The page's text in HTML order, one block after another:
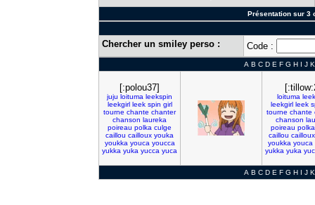
Présentation sur 3
Chercher un smiley perso : Code :
A B C D E F G H I J K
[:polou37]
juju loituma leekspin
leekgirl leek spin girl
tourne chante chanter
chanson laureka
poireau polka culge
caillou cailloux youka
youkka youca youcca
yukka yuka yucca yuca
loituma
leekgirl leek
tourne chante
chanson
poireau polka
caillou cailloux
youkka youca
yukka yuka
A B C D E F G H I J K